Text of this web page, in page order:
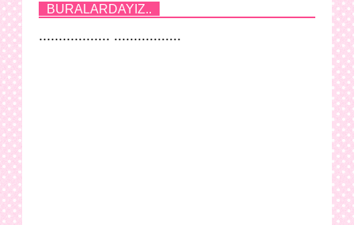
BURALARDAYIZ..
.................. .................